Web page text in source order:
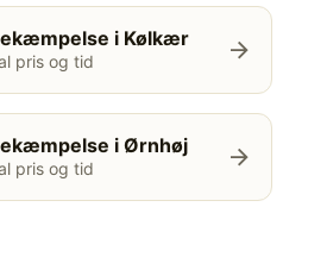
i Kølkær
pris og tid arrow_forward
i Ørnhøj
pris og tid arrow_forward